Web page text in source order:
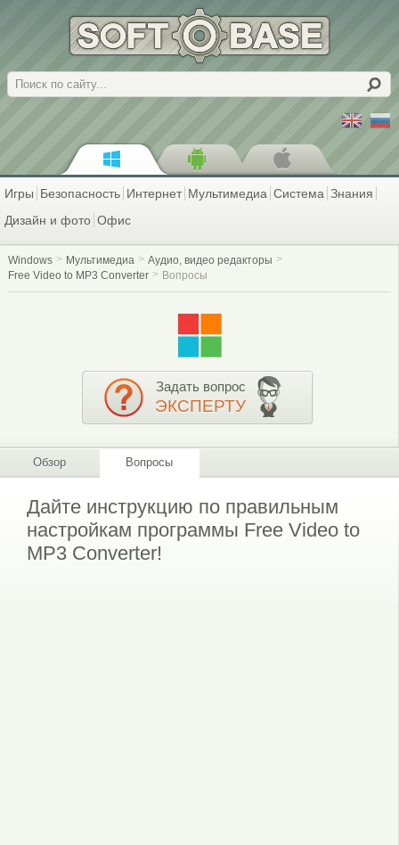
Поиск
Игры Безопасность Интернет Мультимедиа Система Знания
Дизайн и фото Офис
Windows Мультимедиа
Аудио, видео редакторы
Free Video to MP3 Converter
Вопросы
Задать вопрос
ЭКСПЕРТУ
Обзор Вопросы
Дайте инструкцию по правильным
настройкам программы Free Video to
MP3 Converter!